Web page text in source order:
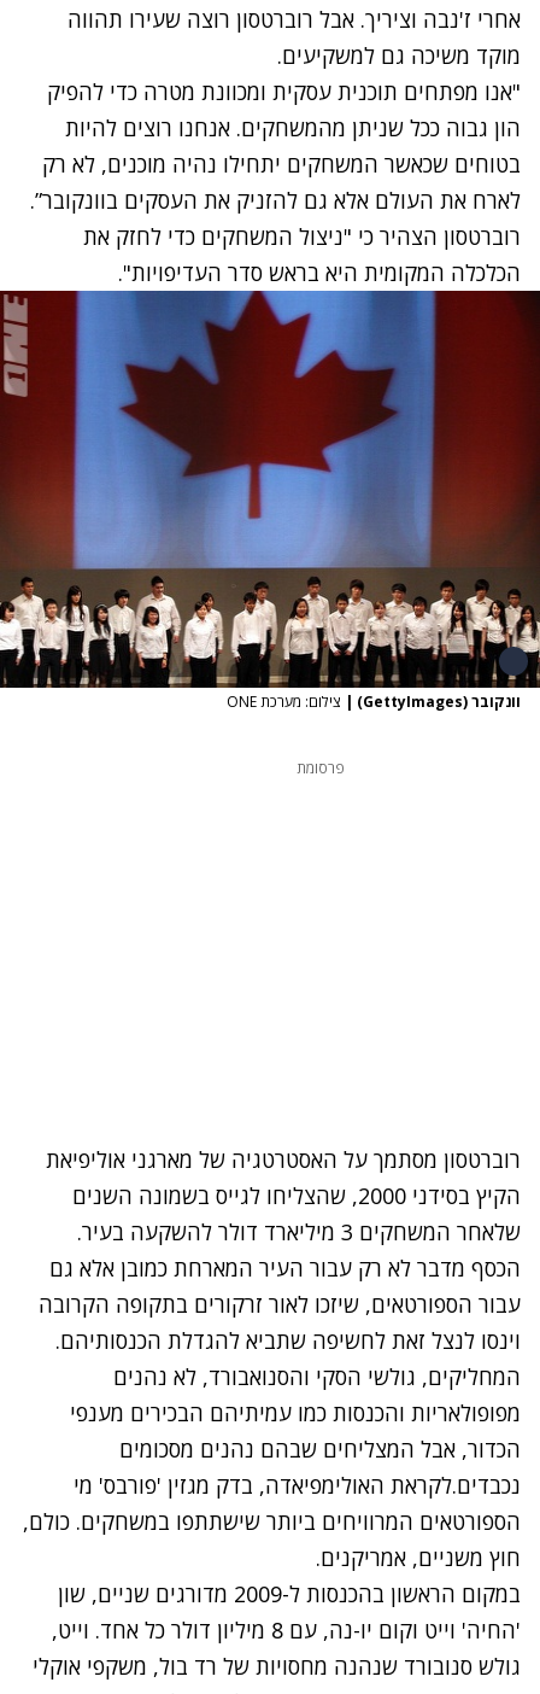
אחרי ז'נבה וציריך. אבל רוברטסון רוצה שעירו תהווה
מוקד משיכה גם למשקיעים.
"אנו מפתחים תוכנית עסקית ומכוונת מטרה כדי להפיק
הון גבוה ככל שניתן מהמשחקים. אנחנו רוצים להיות
בטוחים שכאשר המשחקים יתחילו נהיה מוכנים, לא רק
לארח את העולם אלא גם להזניק את העסקים בוונקובר”.
רוברטסון הצהיר כי "ניצול המשחקים כדי לחזק את
הכלכלה המקומית היא בראש סדר העדיפויות".
וונקובר (GettyImages) | צילום: מערכת ONE
פרסומת
רוברטסון מסתמך על האסטרטגיה של מארגני אוליפיאת
הקיץ בסידני 2000, שהצליחו לגייס בשמונה השנים
שלאחר המשחקים 3 מיליארד דולר להשקעה בעיר.
הכסף מדבר לא רק עבור העיר המארחת כמובן אלא גם
עבור הספורטאים, שיזכו לאור זרקורים בתקופה הקרובה
וינסו לנצל זאת לחשיפה שתביא להגדלת הכנסותיהם.
המחליקים, גולשי הסקי והסנואבורד, לא נהנים
מפופולאריות והכנסות כמו עמיתיהם הבכירים מענפי
הכדור, אבל המצליחים שבהם נהנים מסכומים
נכבדים.לקראת האולימפיאדה, בדק מגזין 'פורבס' מי
הספורטאים המרוויחים ביותר שישתתפו במשחקים. כולם,
חוץ משניים, אמריקנים.
במקום הראשון בהכנסות ל-2009 מדורגים שניים, שון
'החיה' וייט וקום יו-נה, עם 8 מיליון דולר כל אחד. וייט,
גולש סנובורד שנהנה מחסויות של רד בול, משקפי אוקלי